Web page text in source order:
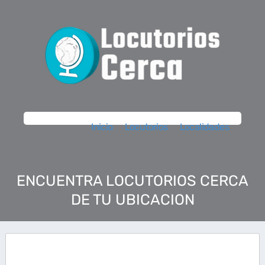
Inicio Locutorios Localidades
ENCUENTRA LOCUTORIOS CERCA
DE TU UBICACION